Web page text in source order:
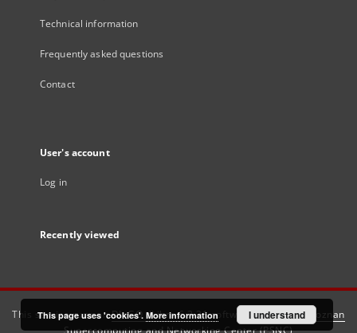
Technical information
Frequently asked questions
Contact
User's account
Log in
Recently viewed
This service runs onDInGO dLibra 6.3.21software created by
Poznan
Supercomputing and Networking Center (PSNC)
This page uses 'cookies'. More information I understand